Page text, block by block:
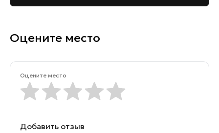
Оцените место
Оцените место
Добавить отзыв